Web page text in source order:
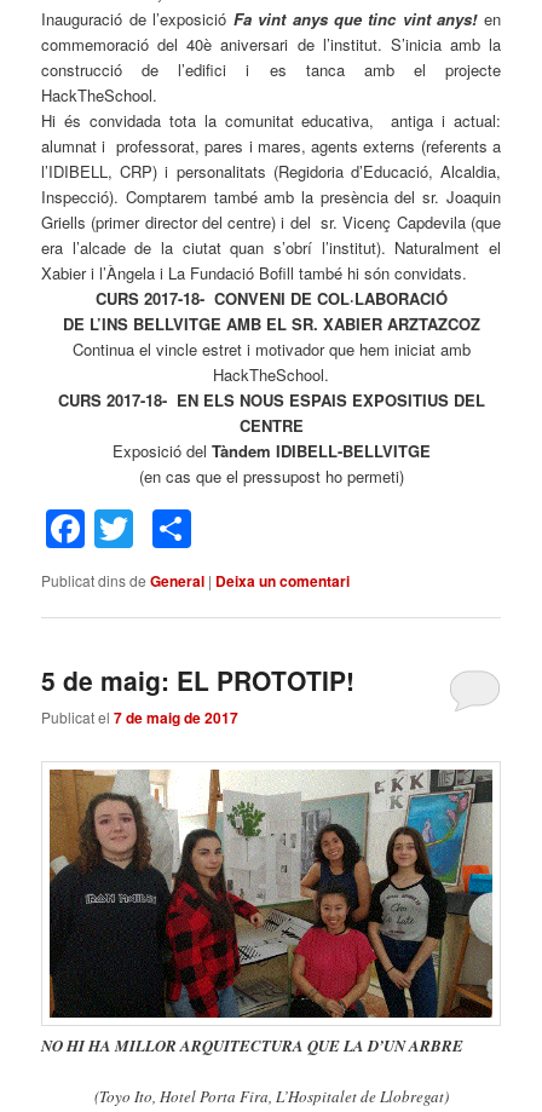
Inauguració de l’exposició Fa vint anys que tinc vint anys! en
commemoració del 40è aniversari de l’institut. S’inicia amb la
construcció de l’edifici i es tanca amb el projecte
HackTheSchool.
Hi és convidada tota la comunitat educativa, antiga i actual:
alumnat i professorat, pares i mares, agents externs (referents a
l’IDIBELL, CRP) i personalitats (Regidoria d’Educació, Alcaldia,
Inspecció). Comptarem també amb la presència del sr. Joaquin
Griells (primer director del centre) i del sr. Vicenç Capdevila (que
era l’alcade de la ciutat quan s’obrí l’institut). Naturalment el
Xabier i l’Àngela i La Fundació Bofill també hi són convidats.
CURS 2017-18- CONVENI DE COL·LABORACIÓ
DE L’INS BELLVITGE AMB EL SR. XABIER ARZTAZCOZ
Continua el vincle estret i motivador que hem iniciat amb
HackTheSchool.
CURS 2017-18- EN ELS NOUS ESPAIS EXPOSITIUS DEL
CENTRE
Exposició del Tàndem IDIBELL-BELLVITGE
(en cas que el pressupost ho permeti)
Facebook
Twitter
Publicat dins de General | Deixa un comentari
5 de maig: EL PROTOTIP!
Publicat el7 de maig de 2017
NO HI HA MILLOR ARQUITECTURA QUE LA D’UN ARBRE
(Toyo Ito, Hotel Porta Fira, L’Hospitalet de Llobregat)